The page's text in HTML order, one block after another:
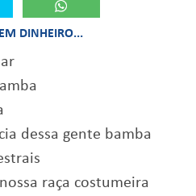
DINHEIRO...
dessa gente bamba
raça costumeira